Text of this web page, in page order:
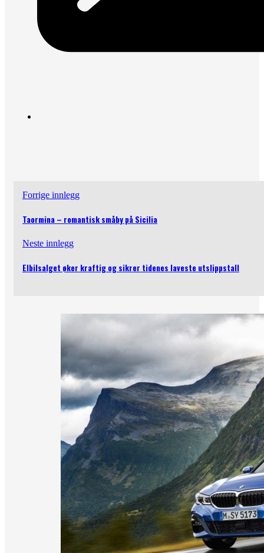
Forrige innlegg
Taormina – romantisk småby på Sicilia
Neste innlegg
Elbilsalget øker kraftig og sikrer tidenes laveste utslippstall